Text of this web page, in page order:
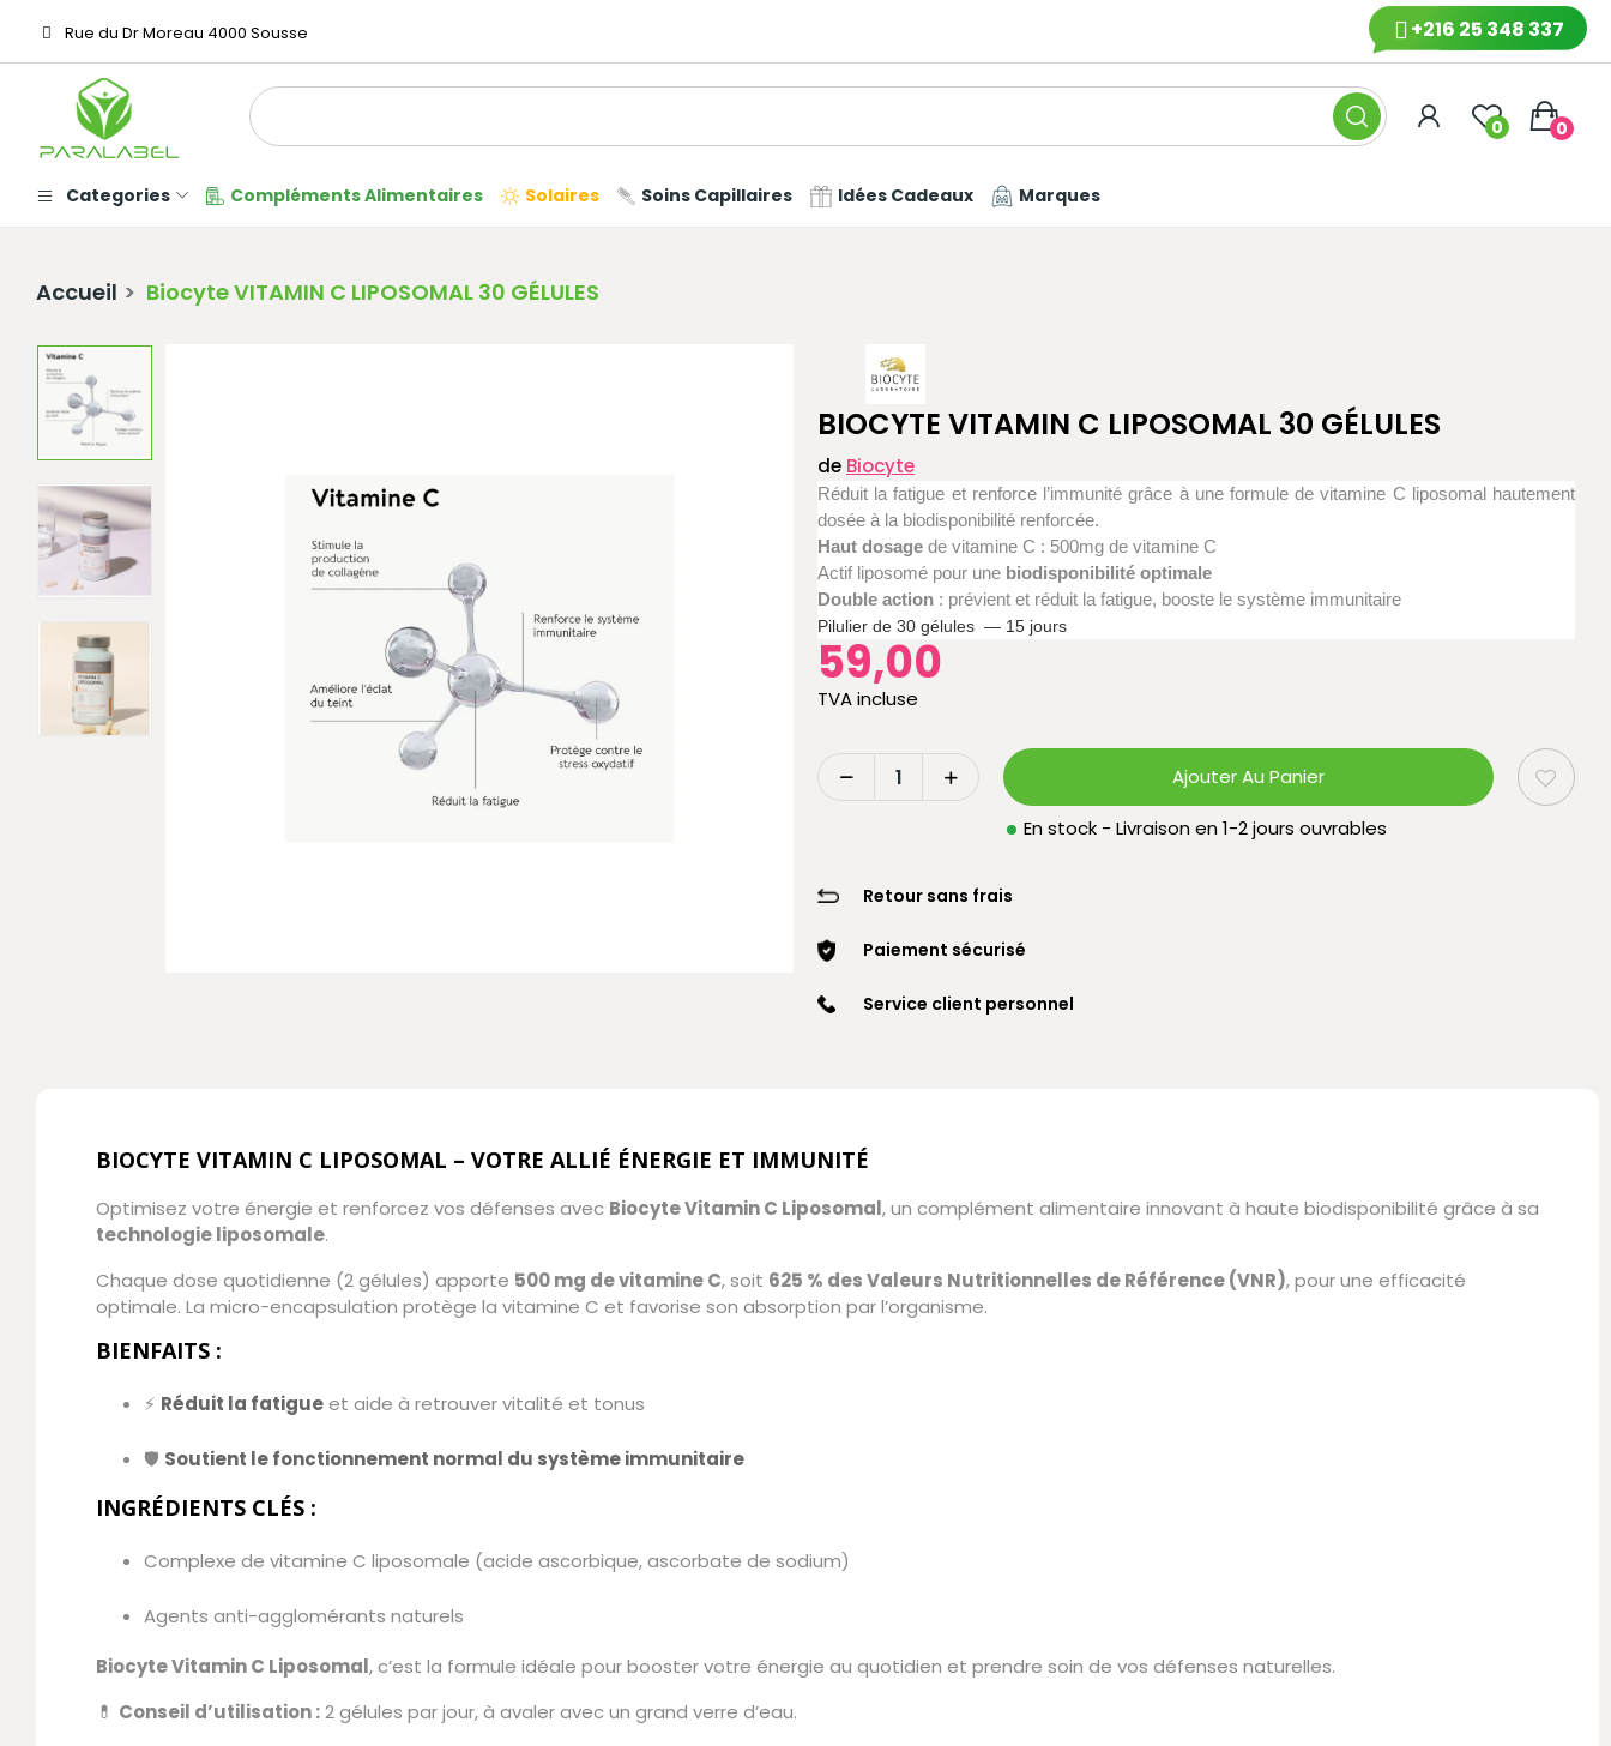
Rue du Dr Moreau 4000 Sousse +216 25 348 337
0 0
Categories Compléments Alimentaires Solaires Soins Capillaires Idées Cadeaux Marques
Accueil Biocyte VITAMIN C LIPOSOMAL 30 GÉLULES
BIOCYTE VITAMIN C LIPOSOMAL 30 GÉLULES
de Biocyte
Réduit la fatigue et renforce l’immunité grâce à une formule de vitamine C liposomal hautement
dosée à la biodisponibilité renforcée.
Haut dosage de vitamine C : 500mg de vitamine C
Actif liposomé pour une biodisponibilité optimale
Double action : prévient et réduit la fatigue, booste le système immunitaire
Pilulier de 30 gélules — 15 jours
59,00
TVA incluse
Ajouter Au Panier
En stock - Livraison en 1-2 jours ouvrables
Retour sans frais
Paiement sécurisé
Service client personnel
BIOCYTE VITAMIN C LIPOSOMAL – VOTRE ALLIÉ ÉNERGIE ET IMMUNITÉ
Optimisez votre énergie et renforcez vos défenses avec Biocyte Vitamin C Liposomal, un complément alimentaire innovant à haute biodisponibilité grâce à sa
technologie liposomale.
Chaque dose quotidienne (2 gélules) apporte 500 mg de vitamine C, soit 625 % des Valeurs Nutritionnelles de Référence (VNR), pour une efficacité
optimale. La micro-encapsulation protège la vitamine C et favorise son absorption par l’organisme.
BIENFAITS :
⚡ Réduit la fatigueet aide à retrouver vitalité et tonus
🛡️ Soutient le fonctionnement normal du système immunitaire
INGRÉDIENTS CLÉS :
Complexe de vitamine C liposomale (acide ascorbique, ascorbate de sodium)
Agents anti-agglomérants naturels
Biocyte Vitamin C Liposomal, c’est la formule idéale pour booster votre énergie au quotidien et prendre soin de vos défenses naturelles.
💊 Conseil d’utilisation :2 gélules par jour, à avaler avec un grand verre d’eau.